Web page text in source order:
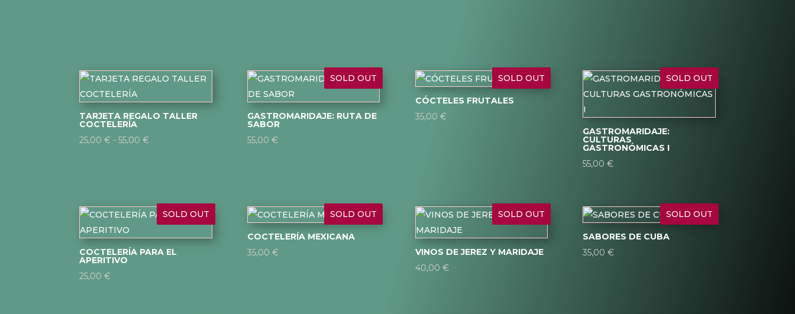
TARJETA REGALO TALLER
COCTELERÍA
25,00€ - 55,00€Rango
25,00 €
hasta
SOLD OUT
GASTROMARIDAJE: RUTA DE
SABOR
55,00 €
SOLD OUT
CÓCTELES FRUTALES
35,00 €
SOLD OUT
GASTROMARIDAJE:
CULTURAS
GASTRONÓMICAS I
55,00€
SOLD OUT
COCTELERÍA PARA EL
APERITIVO
25,00€
SOLD OUT
COCTELERÍA MEXICANA
35,00 €
SOLD OUT
VINOS DE JEREZ Y MARIDAJE
40,00 €
SOLD OUT
SABORES DE CUBA
35,00€